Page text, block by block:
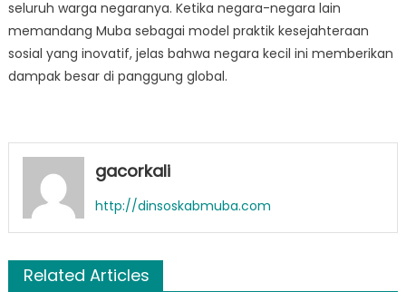
seluruh warga negaranya. Ketika negara-negara lain
memandang Muba sebagai model praktik kesejahteraan
sosial yang inovatif, jelas bahwa negara kecil ini memberikan
dampak besar di panggung global.
gacorkali
http://dinsoskabmuba.com
Related Articles